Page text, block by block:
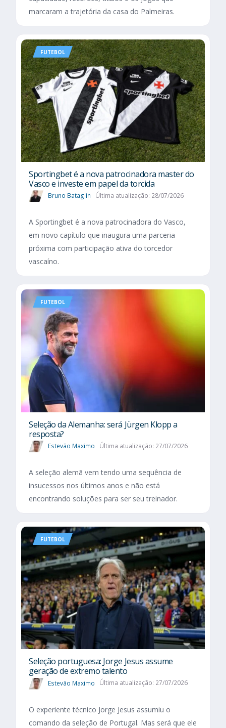
marcaram a trajetória da casa do Palmeiras.
FUTEBOL
Sportingbet é a nova patrocinadora master do
Vasco e investe em papel da torcida
Bruno Bataglin Última atualização: 28/07/2026
A Sportingbet é a nova patrocinadora do Vasco,
em novo capítulo que inaugura uma parceria
próxima com participação ativa do torcedor
vascaíno.
FUTEBOL
Seleção da Alemanha: será Jürgen Klopp a
resposta?
Estevão Maximo Última atualização: 27/07/2026
A seleção alemã vem tendo uma sequência de
insucessos nos últimos anos e não está
encontrando soluções para ser seu treinador.
FUTEBOL
Seleção portuguesa: Jorge Jesus assume
geração de extremo talento
Estevão Maximo Última atualização: 27/07/2026
O experiente técnico Jorge Jesus assumiu o
comando da seleção de Portugal. Mas será que ele